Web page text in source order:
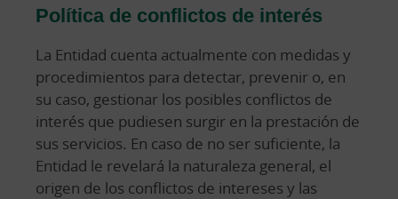
Política de conflictos de interés
La Entidad cuenta actualmente con medidas y
procedimientos para detectar, prevenir o, en
su caso, gestionar los posibles conflictos de
interés que pudiesen surgir en la prestación de
sus servicios. En caso de no ser suficiente, la
Entidad le revelará la naturaleza general, el
origen de los conflictos de intereses y las